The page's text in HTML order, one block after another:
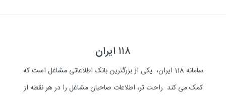
۱۱۸ ایران
سامانه 118 ایران، یکی از بزرگترین بانک اطلاعاتی مشاغل است که
کمک می کند راحت تر، اطلاعات صاحبان مشاغل را در هر نقطه از